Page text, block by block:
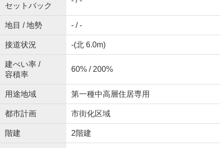
セットバック
地目 / 地勢 - / -
接道状況 -(北 6.0m)
建ぺい率 /
容積率
60% / 200%
用途地域 第一種中高層住居専用
都市計画 市街化区域
階建 2階建